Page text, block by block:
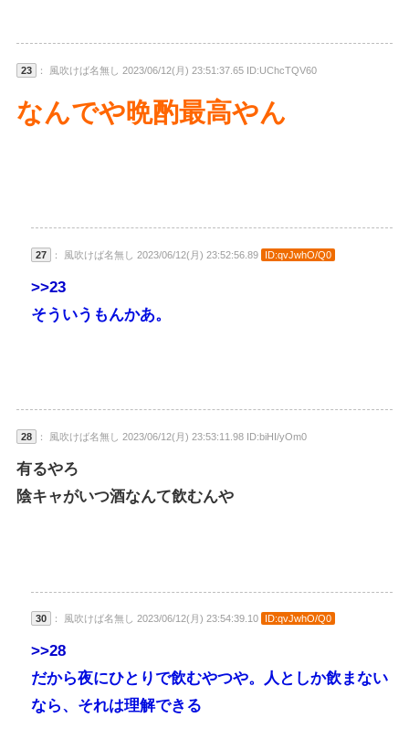
23 ： 風吹けば名無し 2023/06/12(月) 23:51:37.65 ID:UChcTQV60
なんでや晩酌最高やん
27 ： 風吹けば名無し 2023/06/12(月) 23:52:56.89 ID:qvJwhO/Q0
>>23
そういうもんかあ。
28 ： 風吹けば名無し 2023/06/12(月) 23:53:11.98 ID:biHI/yOm0
有るやろ
陰キャがいつ酒なんて飲むんや
30 ： 風吹けば名無し 2023/06/12(月) 23:54:39.10 ID:qvJwhO/Q0
>>28
だから夜にひとりで飲むやつや。人としか飲まない
なら、それは理解できる